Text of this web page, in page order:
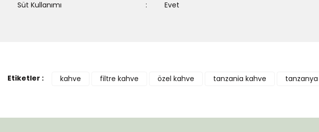
Süt Kullanımı
: Evet
Etiketler : kahve filtre kahve özel kahve tanzania kahve